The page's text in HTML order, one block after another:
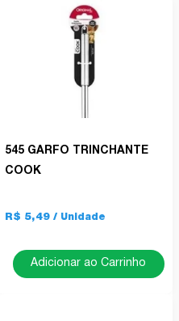
545 GARFO TRINCHANTE
COOK
R$ 5,49
Adicionar ao Carrinho